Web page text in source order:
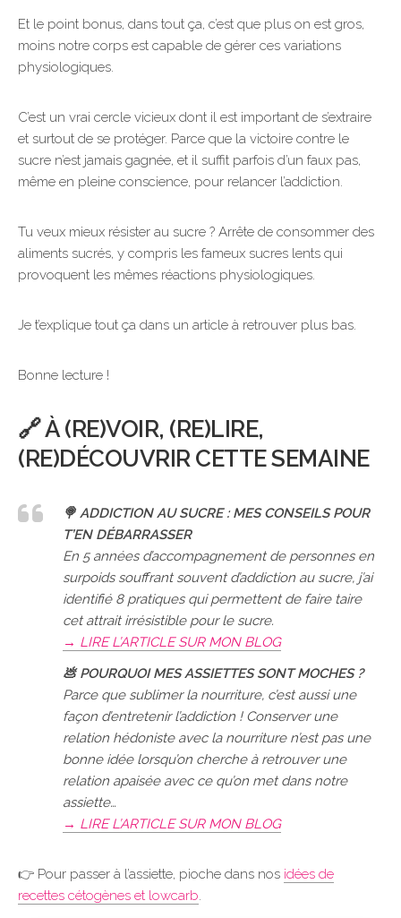
Et le point bonus, dans tout ça, c’est que plus on est gros,
moins notre corps est capable de gérer ces variations
physiologiques.
C’est un vrai cercle vicieux dont il est important de s’extraire
et surtout de se protéger. Parce que la victoire contre le
sucre n’est jamais gagnée, et il suffit parfois d’un faux pas,
même en pleine conscience, pour relancer l’addiction.
Tu veux mieux résister au sucre ? Arrête de consommer des
aliments sucrés, y compris les fameux sucres lents qui
provoquent les mêmes réactions physiologiques.
Je t’explique tout ça dans un article à retrouver plus bas.
Bonne lecture !
🔗 À (RE)VOIR, (RE)LIRE,
(RE)DÉCOUVRIR CETTE SEMAINE
🍭 ADDICTION AU SUCRE : MES CONSEILS POUR
T’EN DÉBARRASSER
En 5 années d’accompagnement de personnes en
surpoids souffrant souvent d’addiction au sucre, j’ai
identifié 8 pratiques qui permettent de faire taire
cet attrait irrésistible pour le sucre.
→ LIRE L’ARTICLE SUR MON BLOG
💩 POURQUOI MES ASSIETTES SONT MOCHES ?
Parce que sublimer la nourriture, c’est aussi une
façon d’entretenir l’addiction ! Conserver une
relation hédoniste avec la nourriture n’est pas une
bonne idée lorsqu’on cherche à retrouver une
relation apaisée avec ce qu’on met dans notre
assiette…
→ LIRE L’ARTICLE SUR MON BLOG
👉 Pour passer à l’assiette, pioche dans nos idées de
recettes cétogènes et lowcarb.